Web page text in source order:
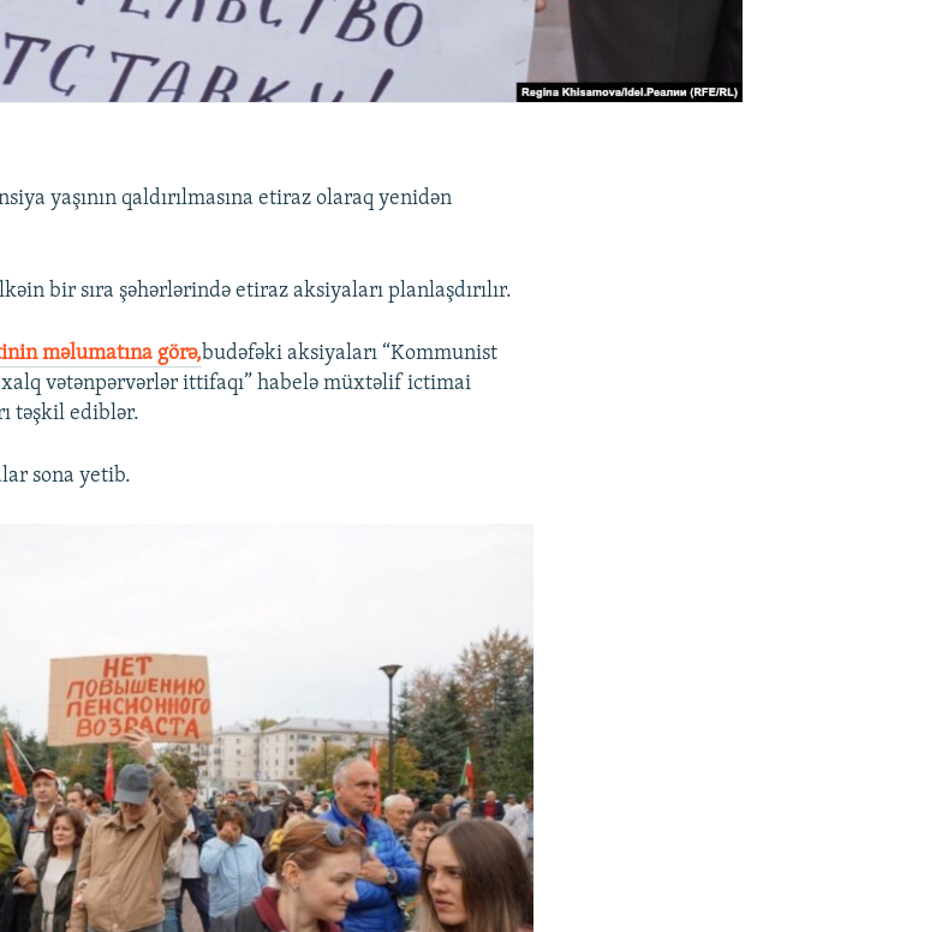
yaşının qaldırılmasına etiraz olaraq yenidən
bir sıra şəhərlərində etiraz aksiyaları planlaşdırılır.
məlumatına görə,budəfəki aksiyaları “Kommunist
xalq vətənpərvərlər ittifaqı” habelə müxtəlif ictimai
təşkil ediblər.
sona yetib.